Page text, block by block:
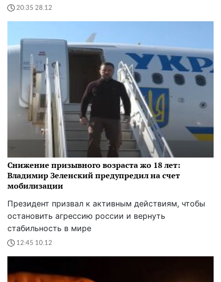
20:35 28.12
Снижение призывного возраста жо 18 лет:
Владимир Зеленский предупредил на счет
мобилизации
Президент призвал к активным действиям, чтобы
остановить агрессию россии и вернуть
стабильность в мире
12:45 10.12